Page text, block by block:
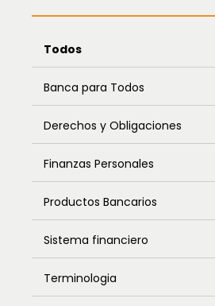
Todos
Banca para Todos
Derechos y Obligaciones
Finanzas Personales
Productos Bancarios
Sistema financiero
Terminologia